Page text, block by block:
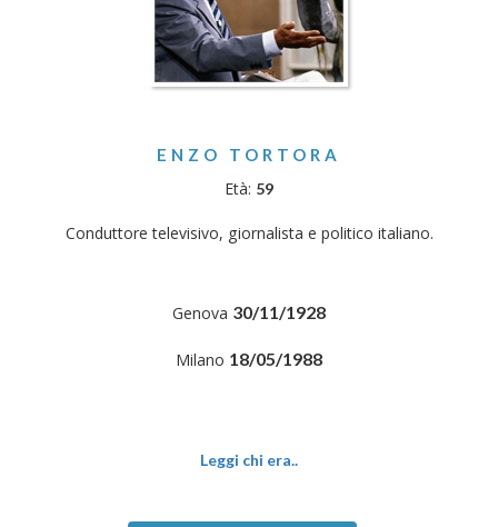
ENZO TORTORA
Età: 59
Conduttore televisivo, giornalista e politico italiano.
Genova 30/11/1928
Milano 18/05/1988
Leggi chi era..